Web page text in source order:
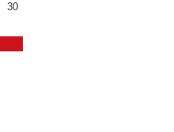
30